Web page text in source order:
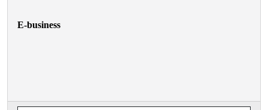
E-business